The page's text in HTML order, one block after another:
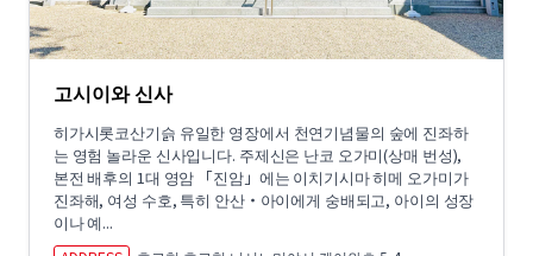
고시이와 신사
히가시롯코산기슭 유일한 영장에서 천연기념물의 숲에 진좌하
는 영험 놀라운 신사입니다. 주제신은 난코 오가미(상매 번성),
본전 배후의 1대 영암 「진암」에는 이치기시마 히메 오가미가
진좌해, 여성 수호, 특히 안산・아이에게 숭배되고, 아이의 성장
이나 예...